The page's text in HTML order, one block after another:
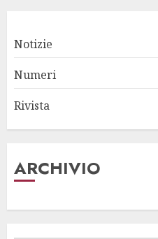
Notizie
Numeri
Rivista
ARCHIVIO